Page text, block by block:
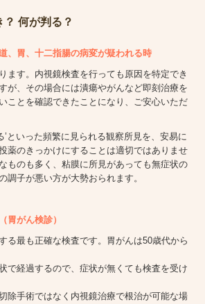
何が判る？
、胃、十二指腸の病変が疑われる時
ます。内視鏡検査を行っても原因を特定でき
が、その場合には潰瘍やがんなど即刻治療を
ことを確認できたことになり、ご安心いただ
’といった頻繁に見られる観察所見を、安易に
薬のきっかけにすることは適切ではありませ
ものも多く、粘膜に所見があっても無症状の
調子が悪い方が大勢おられます。
がん検診）
る最も正確な検査です。胃がんは50歳代から
で経過するので、症状が無くても検査を受け
除手術ではなく内視鏡治療で根治が可能な場